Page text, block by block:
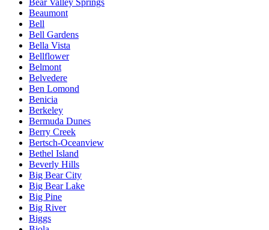
Beaumont
Bell
Bell Gardens
Bella Vista
Bellflower
Belmont
Belvedere
Ben Lomond
Benicia
Berkeley
Bermuda Dunes
Berry Creek
Bertsch-Oceanview
Bethel Island
Beverly Hills
Big Bear City
Big Bear Lake
Big Pine
Big River
Biggs